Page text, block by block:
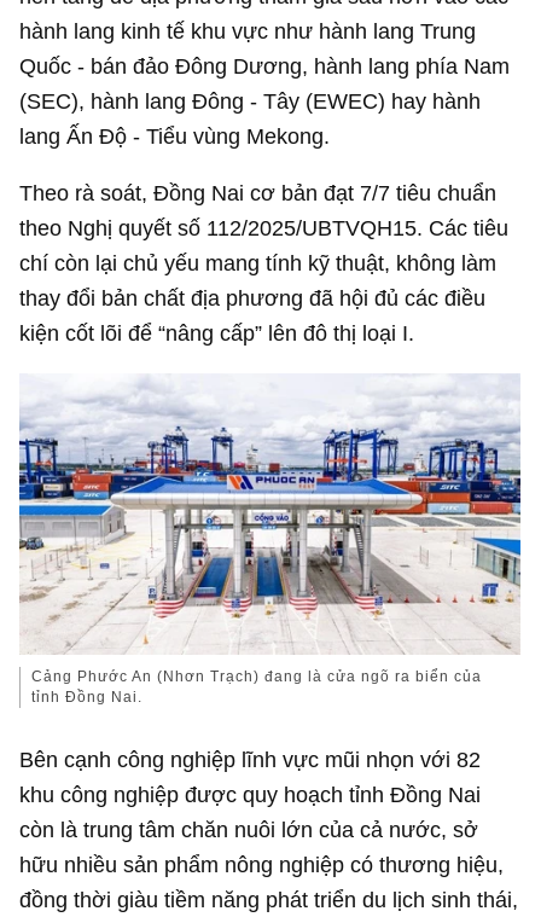
hành lang kinh tế khu vực như hành lang Trung
Quốc - bán đảo Đông Dương, hành lang phía Nam
(SEC), hành lang Đông - Tây (EWEC) hay hành
lang Ấn Độ - Tiểu vùng Mekong.
Theo rà soát, Đồng Nai cơ bản đạt 7/7 tiêu chuẩn
theo Nghị quyết số 112/2025/UBTVQH15. Các tiêu
chí còn lại chủ yếu mang tính kỹ thuật, không làm
thay đổi bản chất địa phương đã hội đủ các điều
kiện cốt lõi để “nâng cấp” lên đô thị loại I.
Cảng Phước An (Nhơn Trạch) đang là cửa ngõ ra biển của
tỉnh Đồng Nai.
Bên cạnh công nghiệp lĩnh vực mũi nhọn với 82
khu công nghiệp được quy hoạch tỉnh Đồng Nai
còn là trung tâm chăn nuôi lớn của cả nước, sở
hữu nhiều sản phẩm nông nghiệp có thương hiệu,
đồng thời giàu tiềm năng phát triển du lịch sinh thái,